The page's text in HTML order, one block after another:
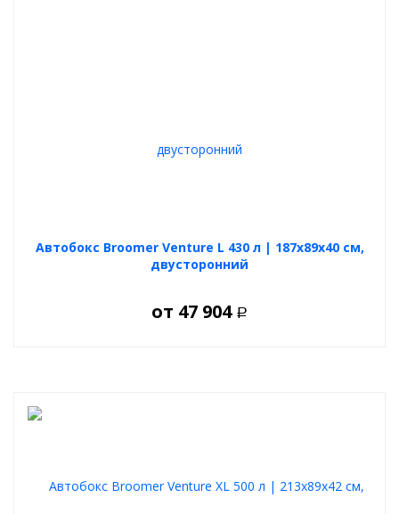
Автобокс Broomer Venture L 430 л | 187х89х40 см,
двусторонний
от 47 904 Р